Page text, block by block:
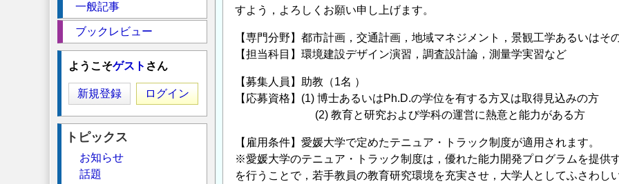
すよう，よろしくお願い申し上げます。
【専門分野】都市計画，交通計画，地域マネジメント，景観工学あるいはそ
【担当科目】環境建設デザイン演習，調査設計論，測量学実習など
【募集人員】助教（1名 ）
【応募資格】(1) 博士あるいはPh.D.の学位を有する方又は取得見込みの方
(2) 教育と研究および学科の運営に熱意と能力がある方
【雇用条件】愛媛大学で定めたテニュア・トラック制度が適用されます。
※愛媛大学のテニュア・トラック制度は，優れた能力開発プログラムを提供
を行うことで，若手教員の教育研究環境を充実させ，大学人としてふさわし
一般記事
ブックレビュー
ようこそゲスト さん
新規登録 ログイン
トピックス
お知らせ
話題